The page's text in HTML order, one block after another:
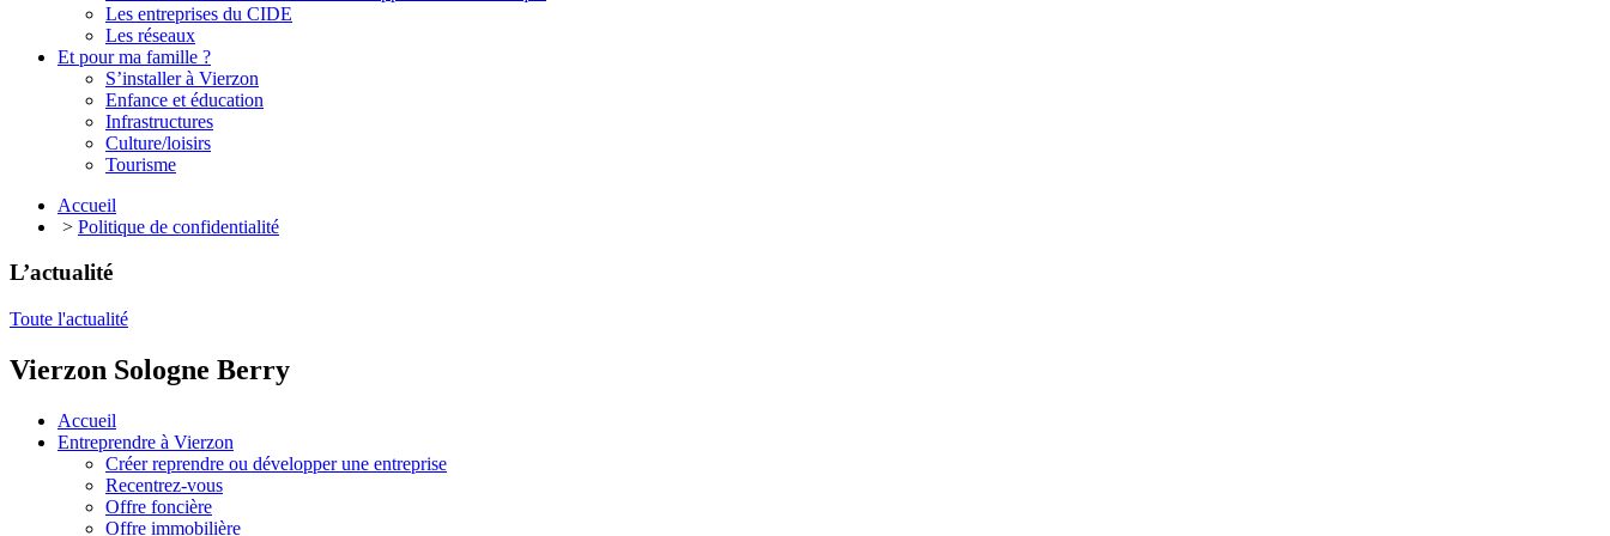
Les entreprises du CIDE
Les réseaux
Et pour ma famille ?
S’installer à Vierzon
Enfance et éducation
Infrastructures
Culture/loisirs
Tourisme
Accueil
> Politique de confidentialité
L’actualité
Toute l'actualité
Vierzon Sologne Berry
Accueil
Entreprendre à Vierzon
Créer reprendre ou développer une entreprise
Recentrez-vous
Offre foncière
Offre immobilière